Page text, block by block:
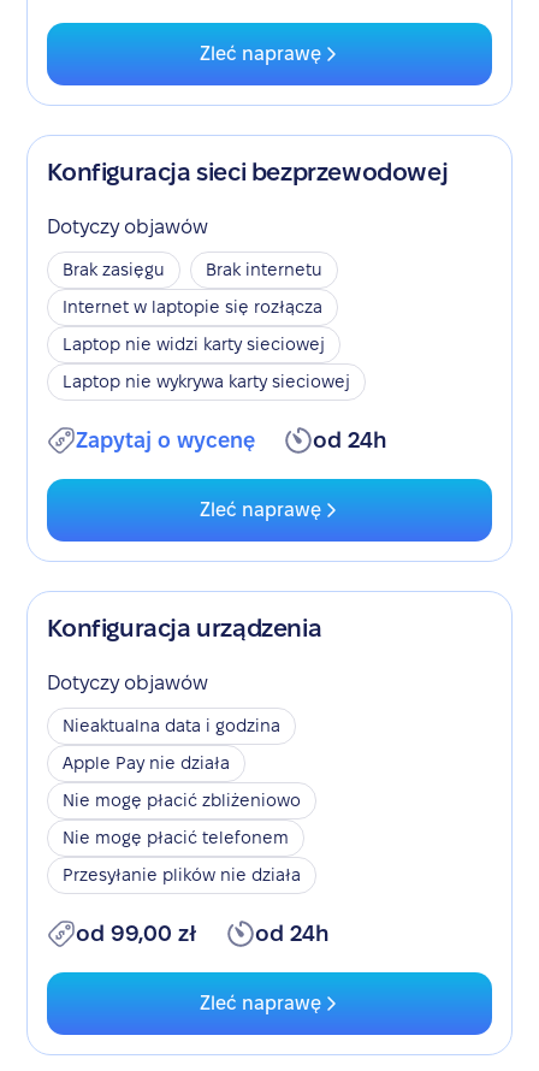
Zleć naprawę
Konfiguracja sieci bezprzewodowej
Dotyczy objawów
Brak zasięgu
Brak internetu
Internet w laptopie się rozłącza
Laptop nie widzi karty sieciowej
Laptop nie wykrywa karty sieciowej
Zapytaj o wycenę od 24h
Zleć naprawę
Konfiguracja urządzenia
Dotyczy objawów
Nieaktualna data i godzina
Apple Pay nie działa
Nie mogę płacić zbliżeniowo
Nie mogę płacić telefonem
Przesyłanie plików nie działa
od 99,00 zł od 24h
Zleć naprawę